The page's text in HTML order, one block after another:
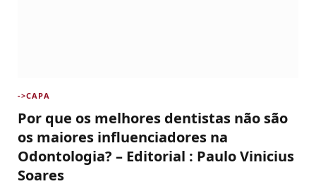
->CAPA
Por que os melhores dentistas não são
os maiores influenciadores na
Odontologia? – Editorial : Paulo Vinicius
Soares